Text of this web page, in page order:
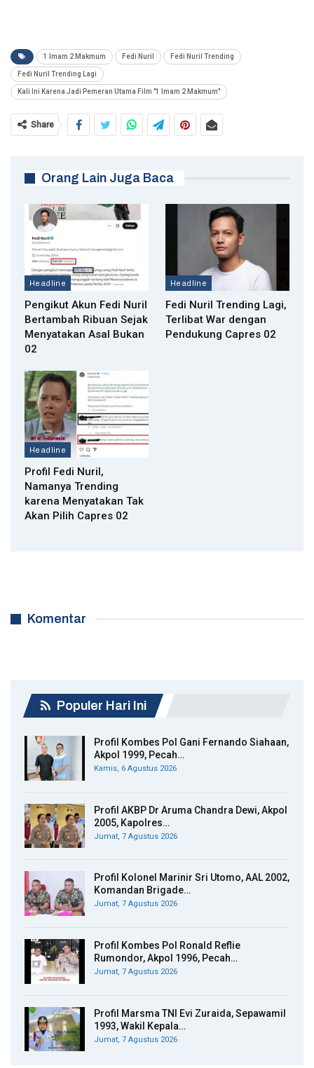
1 Imam 2 Makmum Fedi Nuril Fedi Nuril Trending
Fedi Nuril Trending Lagi
Kali Ini Karena Jadi Pemeran Utama Film "1 Imam 2 Makmum"
Share
Orang Lain Juga Baca
Headline
Pengikut Akun Fedi Nuril
Bertambah Ribuan Sejak
Menyatakan Asal Bukan
02
Headline
Fedi Nuril Trending Lagi,
Terlibat War dengan
Pendukung Capres 02
Headline
Profil Fedi Nuril,
Namanya Trending
karena Menyatakan Tak
Akan Pilih Capres 02
Komentar
Populer Hari Ini
Profil Kombes Pol Gani Fernando Siahaan,
Akpol 1999, Pecah…
Kamis, 6 Agustus 2026
Profil AKBP Dr Aruma Chandra Dewi, Akpol
2005, Kapolres…
Jumat, 7 Agustus 2026
Profil Kolonel Marinir Sri Utomo, AAL 2002,
Komandan Brigade…
Jumat, 7 Agustus 2026
Profil Kombes Pol Ronald Reflie
Rumondor, Akpol 1996, Pecah…
Jumat, 7 Agustus 2026
Profil Marsma TNI Evi Zuraida, Sepawamil
1993, Wakil Kepala…
Jumat, 7 Agustus 2026